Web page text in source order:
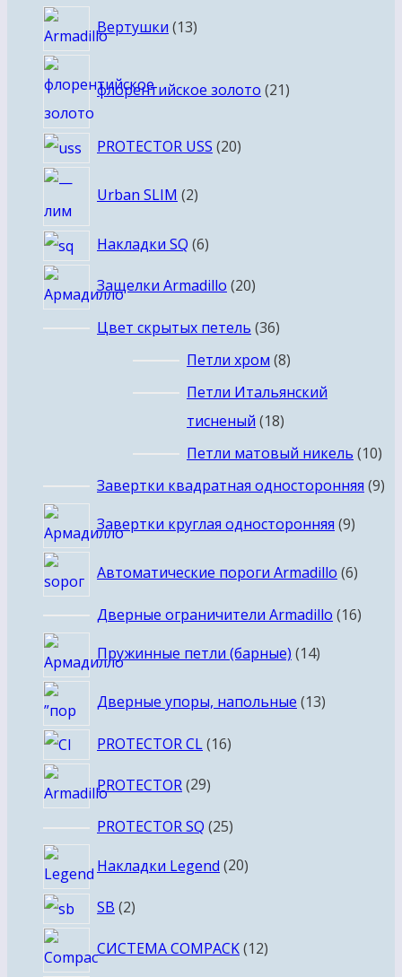
Вертушки 1313
флорентийское золото 21товар
PROTECTOR USS 2020
Urban SLIM 2
товара
Накладки SQ 66
Защелки Armadillo 2020
Цвет скрытых петель 3636
товаров
Петли хром 88
товаров
Петли Итальянский
тисненый 1818
товаров
Петли матовый никель 1010
Завертки квадратная односторонняя 99
Завертки круглая односторонняя 99
Автоматические пороги Armadillo 66
Дверные ограничители Armadillo 1616
Пружинные петли (барные) 1414
Дверные упоры, напольные 1313
PROTECTOR CL 1616
PROTECTOR 2929
PROTECTOR SQ 2525
Накладки Legend 2020
SB 22
СИСТЕМА COMPACK 1212